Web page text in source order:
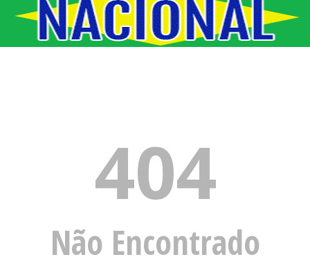
404
Não Encontrado